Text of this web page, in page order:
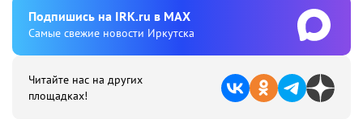
Подпишиcь на IRK.ru в MAX
Cамые свежие новости Иркутска
Читайте нас на других
площадках!